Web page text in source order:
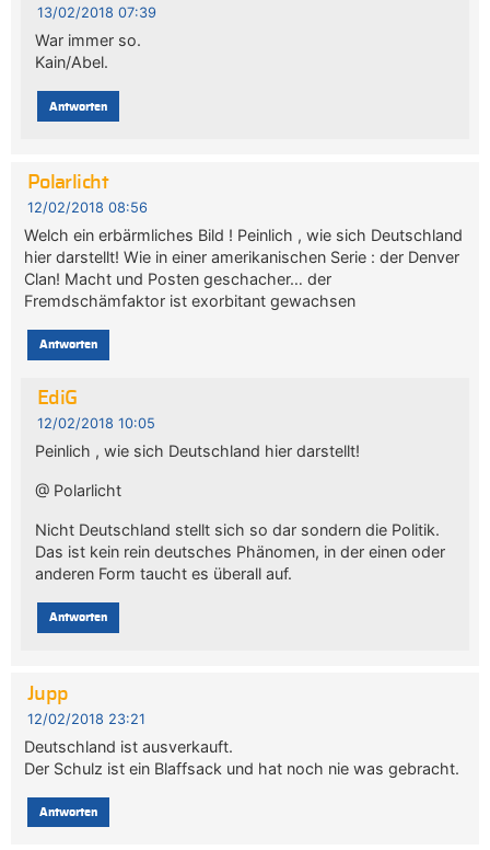
13/02/2018 07:39
War immer so.
Kain/Abel.
Antworten
Polarlicht
12/02/2018 08:56
Welch ein erbärmliches Bild ! Peinlich , wie sich Deutschland
hier darstellt! Wie in einer amerikanischen Serie : der Denver
Clan! Macht und Posten geschacher… der
Fremdschämfaktor ist exorbitant gewachsen
Antworten
EdiG
12/02/2018 10:05
Peinlich , wie sich Deutschland hier darstellt!
@ Polarlicht
Nicht Deutschland stellt sich so dar sondern die Politik.
Das ist kein rein deutsches Phänomen, in der einen oder
anderen Form taucht es überall auf.
Antworten
Jupp
12/02/2018 23:21
Deutschland ist ausverkauft.
Der Schulz ist ein Blaffsack und hat noch nie was gebracht.
Antworten